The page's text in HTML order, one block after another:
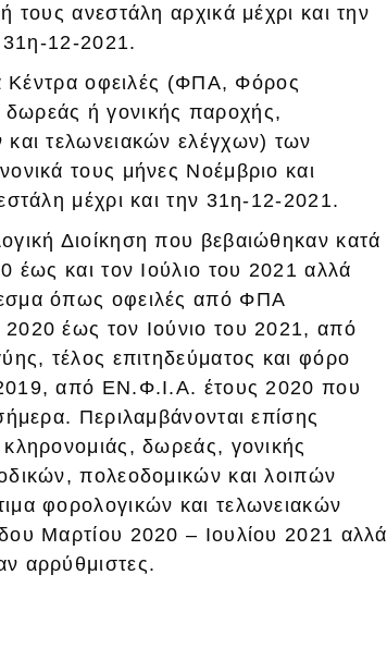
ανεστάλη αρχικά μέχρι και την
31η-12-2021.
Κέντρα οφειλές (ΦΠΑ, Φόρος
ή γονικής παροχής,
τελωνειακών ελέγχων) των
τους μήνες Νοέμβριο και
μέχρι και την 31η-12-2021.
Διοίκηση που βεβαιώθηκαν κατά
έως και τον Ιούλιο του 2021 αλλά
όπως οφειλές από ΦΠΑ
έως τον Ιούνιο του 2021, από
τέλος επιτηδεύματος και φόρο
από ΕΝ.Φ.Ι.Α. έτους 2020 που
Περιλαμβάνονται επίσης
δωρεάς, γονικής
πολεοδομικών και λοιπών
φορολογικών και τελωνειακών
Μαρτίου 2020 – Ιουλίου 2021 αλλά
αρρύθμιστες.